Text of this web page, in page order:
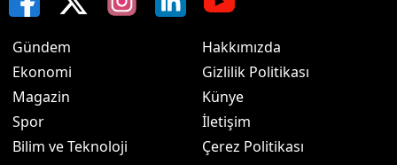
Gündem
Ekonomi
Magazin
Spor
Bilim ve Teknoloji
Hakkımızda
Gizlilik Politikası
Künye
İletişim
Çerez Politikası